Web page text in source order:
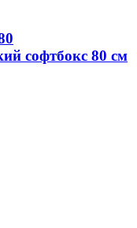
софтбокс 80 см